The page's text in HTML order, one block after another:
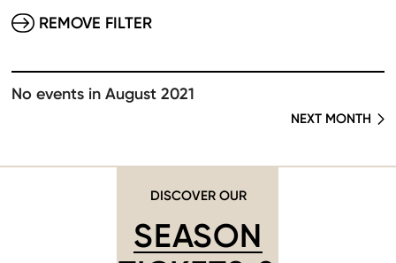
REMOVE FILTER
No events in August 2021
NEXT MONTH
DISCOVER OUR
SEASON